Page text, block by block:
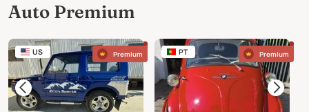
Auto Premium
US Premium PT Premium